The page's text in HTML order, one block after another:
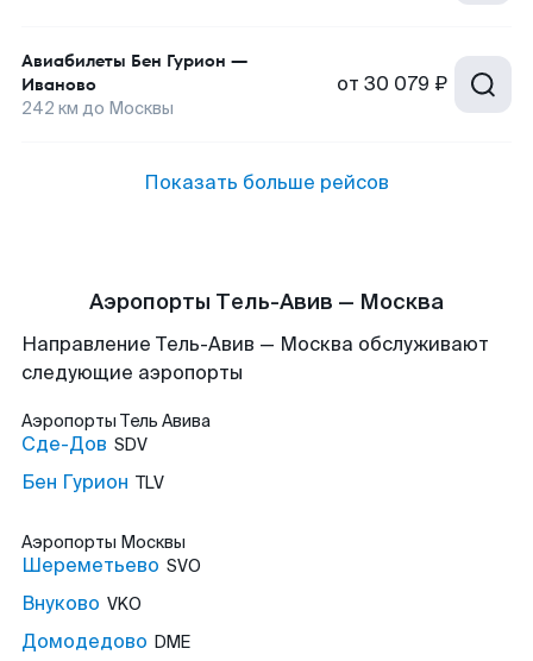
Авиабилеты Бен Гурион —
Иваново
242 км до Москвы
от 30 079 ₽
Показать больше рейсов
Аэропорты Тель-Авив — Москва
Направление Тель-Авив — Москва обслуживают
следующие аэропорты
Аэропорты Тель Авива
Сде-Дов SDV
Бен Гурион TLV
Аэропорты Москвы
Шереметьево SVO
Внуково VKO
Домодедово DME